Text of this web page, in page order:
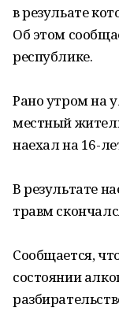
в резульате
Об этом
республике.
Рано утром на
местный
наехал на 16-
В результате
травм
Сообщается,
состоянии